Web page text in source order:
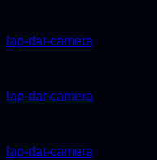
lap-dat-camera
lap-dat-camera
lap-dat-camera